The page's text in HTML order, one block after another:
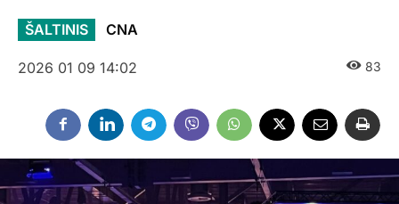
ŠALTINIS CNA
2026 01 09 14:02 83